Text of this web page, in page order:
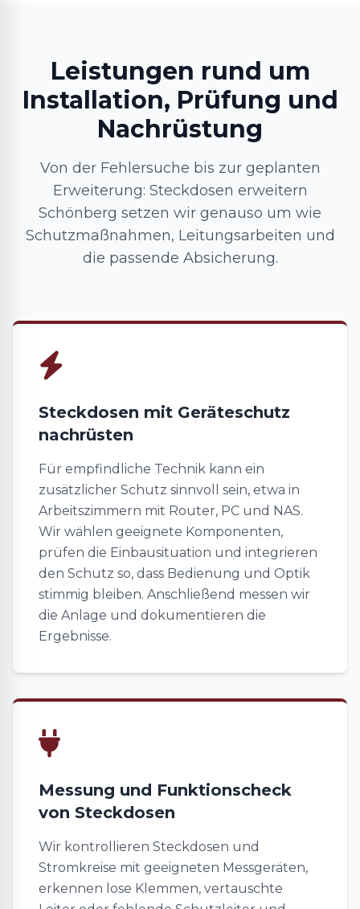
Leistungen rund um
Installation, Prüfung und
Nachrüstung
Von der Fehlersuche bis zur geplanten
Erweiterung: Steckdosen erweitern
Schönberg setzen wir genauso um wie
Schutzmaßnahmen, Leitungsarbeiten und
die passende Absicherung.
Steckdosen mit Geräteschutz
nachrüsten
Für empfindliche Technik kann ein
zusätzlicher Schutz sinnvoll sein, etwa in
Arbeitszimmern mit Router, PC und NAS.
Wir wählen geeignete Komponenten,
prüfen die Einbausituation und integrieren
den Schutz so, dass Bedienung und Optik
stimmig bleiben. Anschließend messen wir
die Anlage und dokumentieren die
Ergebnisse.
Messung und Funktionscheck
von Steckdosen
Wir kontrollieren Steckdosen und
Stromkreise mit geeigneten Messgeräten,
erkennen lose Klemmen, vertauschte